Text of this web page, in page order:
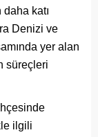
katı
Denizi ve
yer alan
süreçleri
ilgili